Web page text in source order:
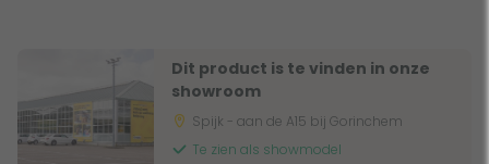
Deze robotzwembadreiniger biedt een hoop gemak dankzij
de smartphone-bediening. Ook beschikt dit model over
gemakkelijk toegankelijke grove en fijne filtercartridges die
Dit product is te vinden in onze
showroom
Spijk - aan de A15 bij Gorinchem
Te zien als showmodel